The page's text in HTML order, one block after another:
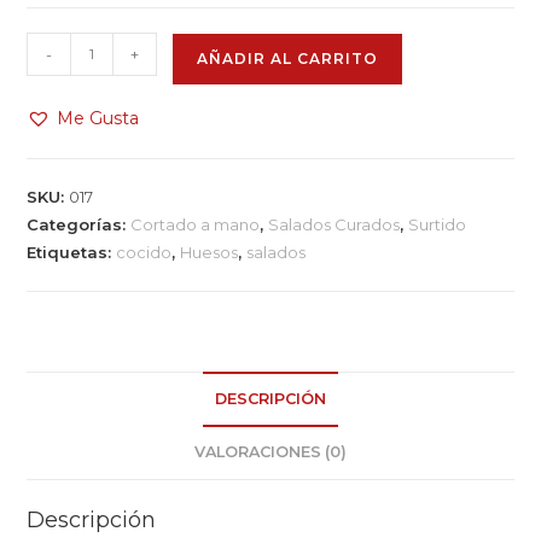
- + AÑADIR AL CARRITO
Me Gusta
SKU: 017
Categorías: Cortado a mano, Salados Curados, Surtido
Etiquetas: cocido, Huesos, salados
DESCRIPCIÓN
VALORACIONES (0)
Descripción